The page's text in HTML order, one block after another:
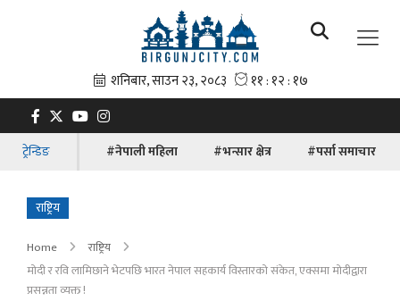
ट्रेन्डिङ #नेपाली महिला #भन्सार क्षेत्र #पर्सा समाचार
राष्ट्रिय
Home
राष्ट्रिय
मोदी र रवि लामिछाने भेटपछि भारत नेपाल सहकार्य विस्तारको संकेत, एक्समा माेदीद्वारा
प्रसन्नता व्यक्त !